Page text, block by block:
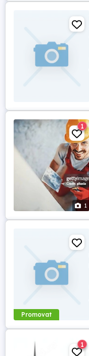
1
1
Promovat
1